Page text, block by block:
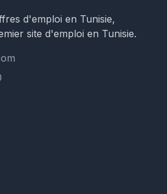
d'emploi en Tunisie,
site d'emploi en Tunisie.